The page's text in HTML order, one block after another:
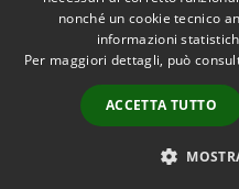
RSS
Accessibilità
nonché un cookie tecnico
informazioni
Per maggiori dettagli, può
ACCETTA TUTTO